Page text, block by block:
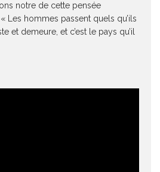
notre de cette pensée
Les hommes passent quels qu’ils
et demeure, et c’est le pays qu’il